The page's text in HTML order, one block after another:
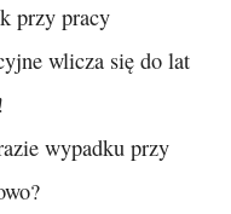
przy pracy
wlicza się do lat
wypadku przy